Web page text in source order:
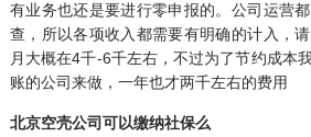
有业务也还是要进行零申报的。公司运营
查，所以各项收入都需要有明确的计入，
月大概在4千-6千左右，不过为了节约成本
账的公司来做，一年也才两千左右的费用
北京空壳公司可以缴纳社保么